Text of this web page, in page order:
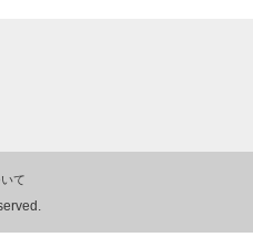
て